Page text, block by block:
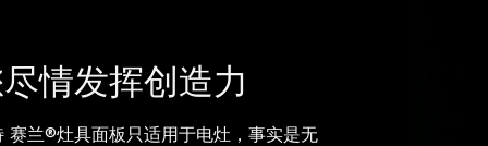
情发挥创造力
赛兰®灶具面板只适用于电灶，事实是无